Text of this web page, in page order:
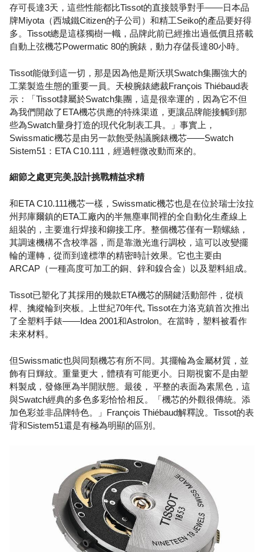
存可長達3天，這些性能都比Tissot的直接競爭對手——日本品
牌Miyota（西城鐵Citizen的子公司）和精工Seiko的產品要好得
多。Tissot總是這樣獨樹一幟，品牌此前已經推出過低價且搭載
自動上弦機芯Powermatic 80的腕錶，動力存儲長達80小時。
Tissot能做到這一切，那是因為他是斯沃琪Swatch集團強大的
工業製造生態的重要一員。天梭腕錶總裁François Thiébaud表
示：「Tissot隸屬於Swatch集團，這是很幸運的，因為它不但
為我們開啟了ETA機芯供應的特殊渠道，更讓品牌能接觸到那
些為Swatch量身打造的現代化制表工具。」事實上，
Swissmatic機芯是由另一款飽受熱議腕錶機芯——Swatch
Sistem51：ETA C10.111，經過輕微改動而來的。
細節之處更完美,設計挑戰精益求精
和ETA C10.111機芯一樣，Swissmatic機芯也是在位於瑞士汝拉
州邦庫爾鎮的ETA工廠內的半無塵車間裡的全自動化生產線上
組裝的，主要進行焊接和鉚接工序。整個機芯僅有一顆螺絲，
其調速機構不含校準器，而是靠激光進行調校，這可以改變擺
輪的運轉，從而到達標準的精密時計效果。它也主要由
ARCAP（一種高度可加工的銅、鋅和鎳合金）以及塑料組成。
Tissot已塑化了其採用的幾款ETA機芯的關鍵活動部件，從槓
桿、擒縱輪到夾板。上世紀70年代, Tissot在力洛克鎮首次推出
了全塑料手錶——Idea 2001和Astrolon。在當時，塑料被看作
未來材料。
但Swissmatic也與同類機芯有所不同。其擺輪為金屬材質，並
飾有日輝紋。重量更大，體積有可能更小。日期視窗不是由塑
料製成，發條匣為半開狀態。最後， 平整的表面為素黑色，這
與Swatch經典的多色多彩恰恰相反。「機芯的外觀很傳統。添
加色彩並非品牌特色。」François Thiébaud解釋說。Tissot的表
背和Sistem51還是有極為明顯的區別。